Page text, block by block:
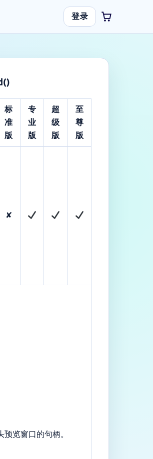
登录
标
准
版
专
业
版
超
级
版
至
尊
版
✘
览窗口的句柄。